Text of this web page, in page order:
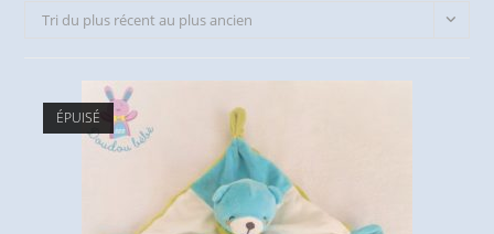
Tri du plus récent au plus ancien
ÉPUISÉ